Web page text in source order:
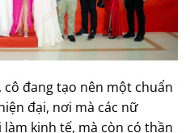
đang tạo nên một chuẩn
đại, nơi mà các nữ
kinh tế, mà còn có thần